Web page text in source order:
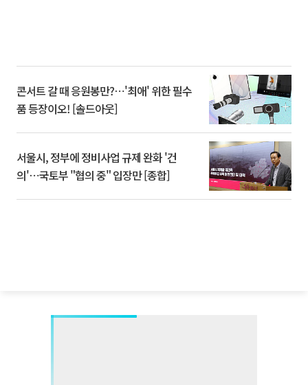
콘서트 갈 때 응원봉만?⋯'최애' 위한 필수
품 등장이오! [솔드아웃]
서울시, 정부에 정비사업 규제 완화 '건
의'⋯국토부 "협의 중" 입장만 [종합]